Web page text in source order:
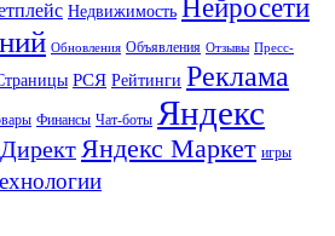
Недвижимость Нейросети
Обновления Объявления Отзывы Пресс-
РСЯ Рейтинги Реклама
Финансы Чат-боты Яндекс
Яндекс Маркет игры